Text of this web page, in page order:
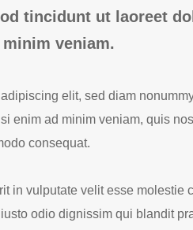
tincidunt ut laoreet
veniam.
elit, sed diam
enim ad minim veniam, quis
consequat.
in vulputate velit esse molestie
odio dignissim qui blandit